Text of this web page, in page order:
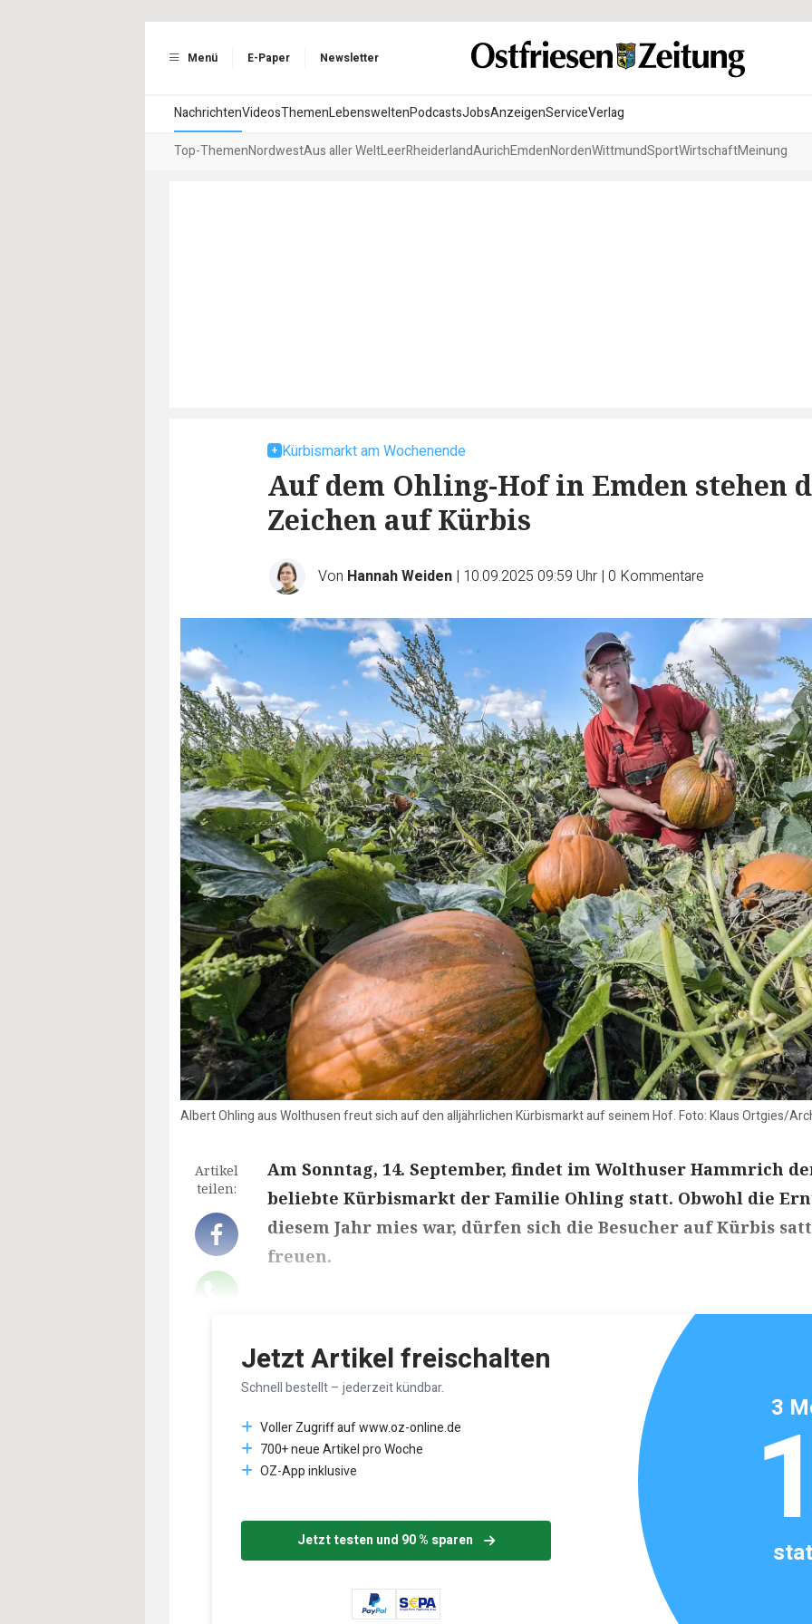
Menü E-Paper Newsletter
NachrichtenVideosThemenLebensweltenPodcastsJobsAnzeigenServiceVerlag
Top-ThemenNordwestAus aller WeltLeerRheiderlandAurichEmdenNordenWittmundSportWirtschaftMeinung
Kürbismarkt am Wochenende
Auf dem Ohling-Hof in Emden stehen
Zeichen auf Kürbis
Von Hannah Weiden | 10.09.2025 09:59 Uhr | 0 Kommentare
Albert Ohling aus Wolthusen freut sich auf den alljährlichen Kürbismarkt auf seinem Hof. Foto: Klaus Ortgies/
Artikel
teilen:
Am Sonntag, 14. September, findet im Wolthuser Hammrich
beliebte Kürbismarkt der Familie Ohling statt. Obwohl die
diesem Jahr mies war, dürfen sich die Besucher auf Kürbis satt
freuen.
Jetzt Artikel freischalten
Schnell bestellt – jederzeit kündbar.
Voller Zugriff auf www.oz-online.de
700+ neue Artikel pro Woche
OZ-App inklusive
Jetzt testen und 90 % sparen
3